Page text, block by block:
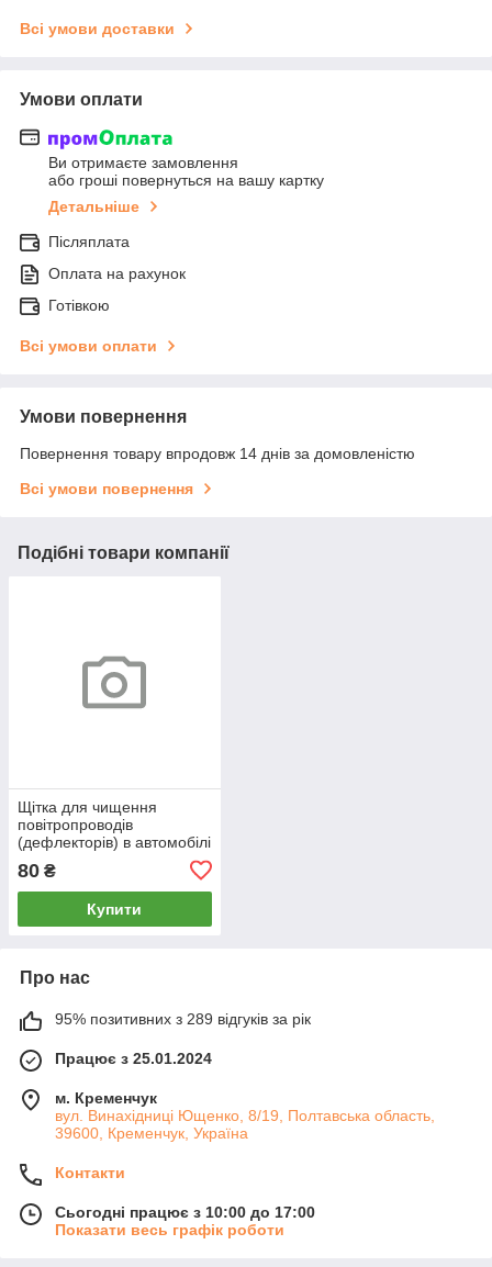
Всі умови доставки
Умови оплати
Ви отримаєте замовлення
або гроші повернуться на вашу картку
Детальніше
Післяплата
Оплата на рахунок
Готівкою
Всі умови оплати
Умови повернення
Повернення товару впродовж 14 днів за домовленістю
Всі умови повернення
Подібні товари компанії
Щітка для чищення
повітропроводів
(дефлекторів) в автомобілі
80 ₴
Купити
Про нас
95% позитивних з 289 відгуків за рік
Працює з 25.01.2024
м. Кременчук
вул. Винахідниці Ющенко, 8/19, Полтавська область,
39600, Кременчук, Україна
Контакти
Сьогодні працює з 10:00 до 17:00
Показати весь графік роботи